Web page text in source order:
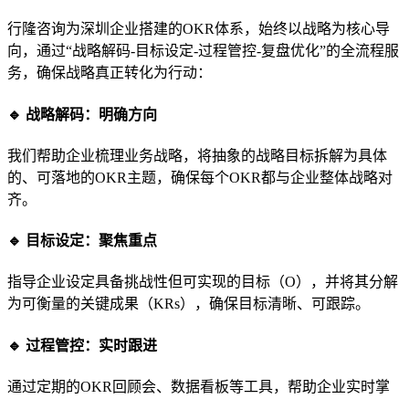
行隆咨询为深圳企业搭建的OKR体系，始终以战略为核心导
向，通过“战略解码-目标设定-过程管控-复盘优化”的全流程服
务，确保战略真正转化为行动：
🔹 战略解码：明确方向
我们帮助企业梳理业务战略，将抽象的战略目标拆解为具体
的、可落地的OKR主题，确保每个OKR都与企业整体战略对
齐。
🔹 目标设定：聚焦重点
指导企业设定具备挑战性但可实现的目标（O），并将其分解
为可衡量的关键成果（KRs），确保目标清晰、可跟踪。
🔹 过程管控：实时跟进
通过定期的OKR回顾会、数据看板等工具，帮助企业实时掌